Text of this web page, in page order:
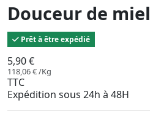
Douceur de miel
Prêt à être expédié
5,90 €
118,06 € /Kg
TTC
Expédition sous 24h à 48H